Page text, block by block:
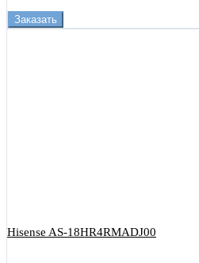
Заказать
Hisense AS-18HR4RMADJ00